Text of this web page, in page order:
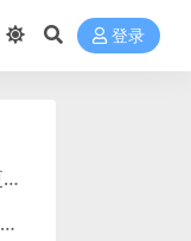
登录
韩版传奇2攻略（持续更新）
GEEM2引擎扩展功能同步捡物、角色自动捡物